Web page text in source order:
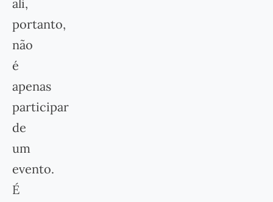
ali,
portanto,
não
é
apenas
participar
de
um
evento.
É